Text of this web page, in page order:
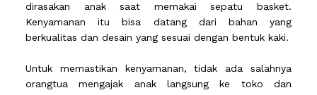
dirasakan anak saat memakai sepatu basket.
Kenyamanan itu bisa datang dari bahan yang
berkualitas dan desain yang sesuai dengan bentuk kaki.
Untuk memastikan kenyamanan, tidak ada salahnya
orangtua mengajak anak langsung ke toko dan